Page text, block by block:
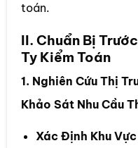
toán.
II. Chuẩn Bị
Ty Kiểm Toán
1. Nghiên Cứu Thị
Khảo Sát Nhu Cầu
Xác Định Khu